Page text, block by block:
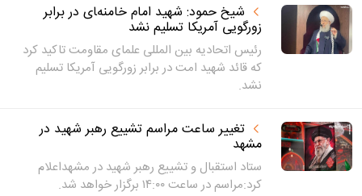
شیخ حمود: شهید امام خامنه‌‍ای در برابر
زورگویی آمریکا تسلیم نشد
رئیس اتحادیه بین المللی علمای مقاومت تاکید کرد
که قائد شهید امت در برابر زورگویی آمریکا تسلیم
نشد.
تغییر ساعت مراسم تشییع رهبر شهید در
مشهد
ستاد استقبال و تشییع رهبر شهید در مشهداعلام
کرد:مراسم در ساعت ۱۴:۰۰ برگزار خواهد شد.